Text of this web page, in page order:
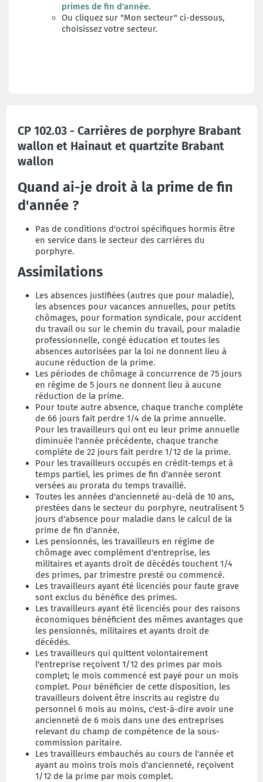
primes de fin d'année.
Ou cliquez sur "Mon secteur" ci-dessous,
choisissez votre secteur.
CP 102.03 - Carrières de porphyre Brabant
wallon et Hainaut et quartzite Brabant
wallon
Quand ai-je droit à la prime de fin
d'année ?
Pas de conditions d'octroi spécifiques hormis être
en service dans le secteur des carrières du
porphyre.
Assimilations
Les absences justifiées (autres que pour maladie),
les absences pour vacances annuelles, pour petits
chômages, pour formation syndicale, pour accident
du travail ou sur le chemin du travail, pour maladie
professionnelle, congé éducation et toutes les
absences autorisées par la loi ne donnent lieu à
aucune réduction de la prime.
Les périodes de chômage à concurrence de 75 jours
en régime de 5 jours ne donnent lieu à aucune
réduction de la prime.
Pour toute autre absence, chaque tranche complète
de 66 jours fait perdre 1/4 de la prime annuelle.
Pour les travailleurs qui ont eu leur prime annuelle
diminuée l'année précédente, chaque tranche
complète de 22 jours fait perdre 1/12 de la prime.
Pour les travailleurs occupés en crédit-temps et à
temps partiel, les primes de fin d'année seront
versées au prorata du temps travaillé.
Toutes les années d'ancienneté au-delà de 10 ans,
prestées dans le secteur du porphyre, neutralisent 5
jours d'absence pour maladie dans le calcul de la
prime de fin d'année.
Les pensionnés, les travailleurs en régime de
chômage avec complément d'entreprise, les
militaires et ayants droit de décédés touchent 1/4
des primes, par trimestre presté ou commencé.
Les travailleurs ayant été licenciés pour faute grave
sont exclus du bénéfice des primes.
Les travailleurs ayant été licenciés pour des raisons
économiques bénéficient des mêmes avantages que
les pensionnés, militaires et ayants droit de
décédés.
Les travailleurs qui quittent volontairement
l'entreprise reçoivent 1/12 des primes par mois
complet; le mois commencé est payé pour un mois
complet. Pour bénéficier de cette disposition, les
travailleurs doivent être inscrits au registre du
personnel 6 mois au moins, c'est-à-dire avoir une
ancienneté de 6 mois dans une des entreprises
relevant du champ de compétence de la sous-
commission paritaire.
Les travailleurs embauchés au cours de l'année et
ayant au moins trois mois d'ancienneté, reçoivent
1/12 de la prime par mois complet.